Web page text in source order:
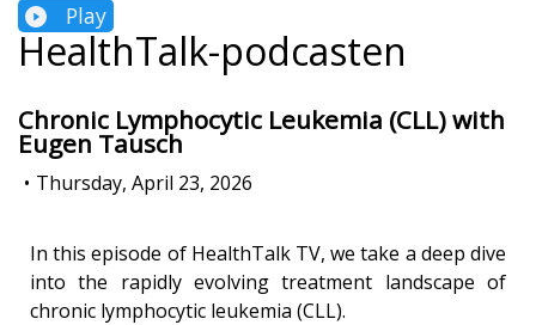
Play
HealthTalk-podcasten
Chronic Lymphocytic Leukemia (CLL) with
Eugen Tausch
• Thursday, April 23, 2026
In this episode of HealthTalk TV, we take a deep dive
into the rapidly evolving treatment landscape of
chronic lymphocytic leukemia (CLL).